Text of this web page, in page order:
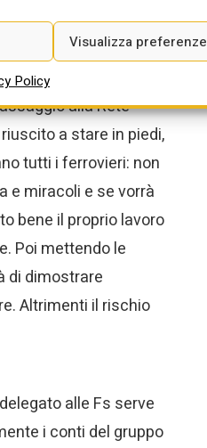
Visualizza preferenze
Policy
che qualcosa
Fs negli ultimi
profonda
alla Rete
a stare in piedi,
tutti i ferrovieri: non
e miracoli e se vorrà
bene il proprio lavoro
Poi mettendo le
di dimostrare
Altrimenti il rischio
alle Fs serve
i conti del gruppo